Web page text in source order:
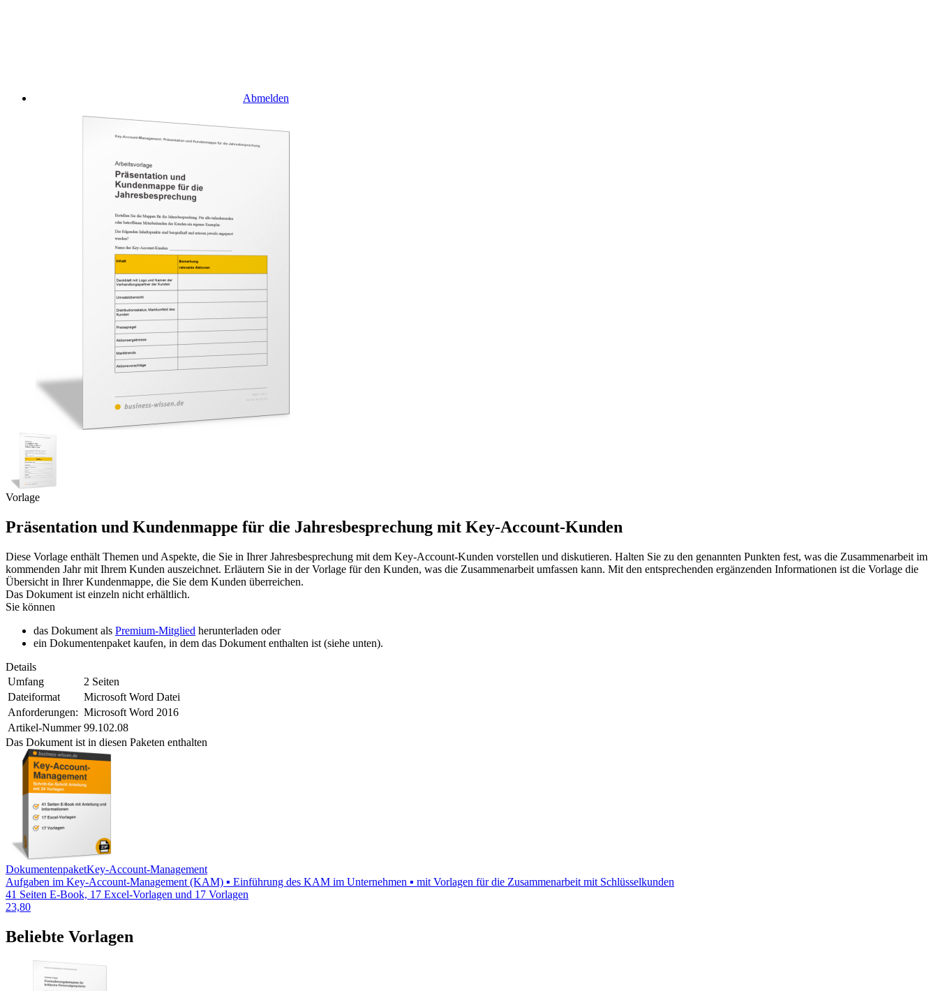
Abmelden
Vorlage
Präsentation und Kundenmappe für die Jahresbesprechung mit Key-Account-Kunden
Diese Vorlage enthält Themen und Aspekte, die Sie in Ihrer Jahresbesprechung mit dem Key-Account-Kunden vorstellen und diskutieren. Halten Sie zu den genannten Punkten fest, was die Zusammenarbeit im
kommenden Jahr mit Ihrem Kunden auszeichnet. Erläutern Sie in der Vorlage für den Kunden, was die Zusammenarbeit umfassen kann. Mit den entsprechenden ergänzenden Informationen ist die Vorlage die
Übersicht in Ihrer Kundenmappe, die Sie dem Kunden überreichen.
Das Dokument ist einzeln nicht erhältlich.
Sie können
das Dokument als Premium-Mitglied herunterladen oder
ein Dokumentenpaket kaufen, in dem das Dokument enthalten ist (siehe unten).
Details
Umfang
2 Seiten
Dateiformat
Microsoft Word Datei
Anforderungen: Microsoft Word 2016
Artikel-Nummer 99.102.08
Das Dokument ist in diesen Paketen enthalten
DokumentenpaketKey-Account-Management
Aufgaben im Key-Account-Management (KAM) ▪ Einführung des KAM im Unternehmen ▪ mit Vorlagen für die Zusammenarbeit mit Schlüsselkunden
41 Seiten E-Book, 17 Excel-Vorlagen und 17 Vorlagen
23,80
Beliebte Vorlagen